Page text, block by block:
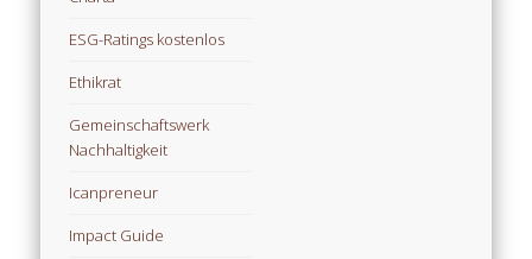
ESG-Ratings kostenlos
Ethikrat
Gemeinschaftswerk
Nachhaltigkeit
Icanpreneur
Impact Guide